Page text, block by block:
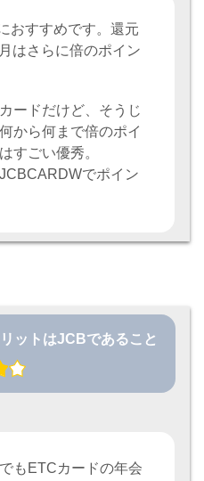
おすすめです。還元
はさらに倍のポイン
ードだけど、そうじ
から何まで倍のポイ
すごい優秀。
でポイン
ットはJCBであること
もETCカードの年会